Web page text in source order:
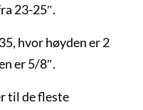
23-25″.
hvor høyden er 2
er 5/8″.
til de fleste